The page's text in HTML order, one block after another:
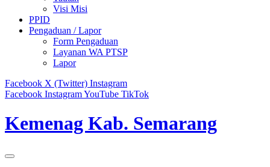
Visi Misi
PPID
Pengaduan / Lapor
Form Pengaduan
Layanan WA PTSP
Lapor
Facebook X (Twitter) Instagram
Facebook InstagramYouTube TikTok
Kemenag Kab. Semarang